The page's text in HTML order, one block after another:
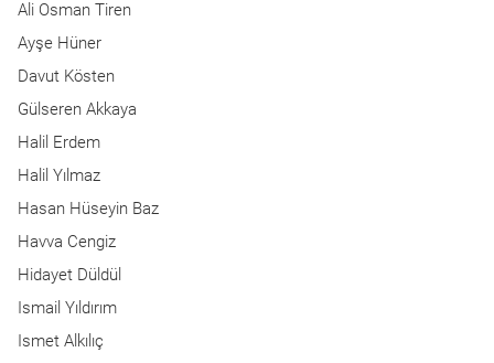
Ali Osman Tiren
Ayşe Hüner
Davut Kösten
Gülseren Akkaya
Halil Erdem
Halil Yılmaz
Hasan Hüseyin Baz
Havva Cengiz
Hidayet Düldül
Ismail Yıldırım
Ismet Alkılıç